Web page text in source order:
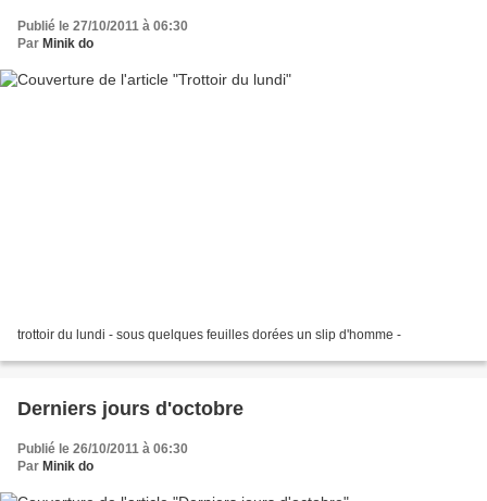
Publié le 27/10/2011 à 06:30
Par Minik do
trottoir du lundi - sous quelques feuilles dorées un slip d'homme -
Derniers jours d'octobre
Publié le 26/10/2011 à 06:30
Par Minik do